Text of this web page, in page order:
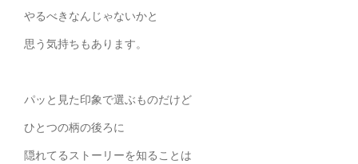
やるべきなんじゃないかと
思う気持ちもあります。
パッと見た印象で選ぶものだけど
ひとつの柄の後ろに
隠れてるストーリーを知ることは